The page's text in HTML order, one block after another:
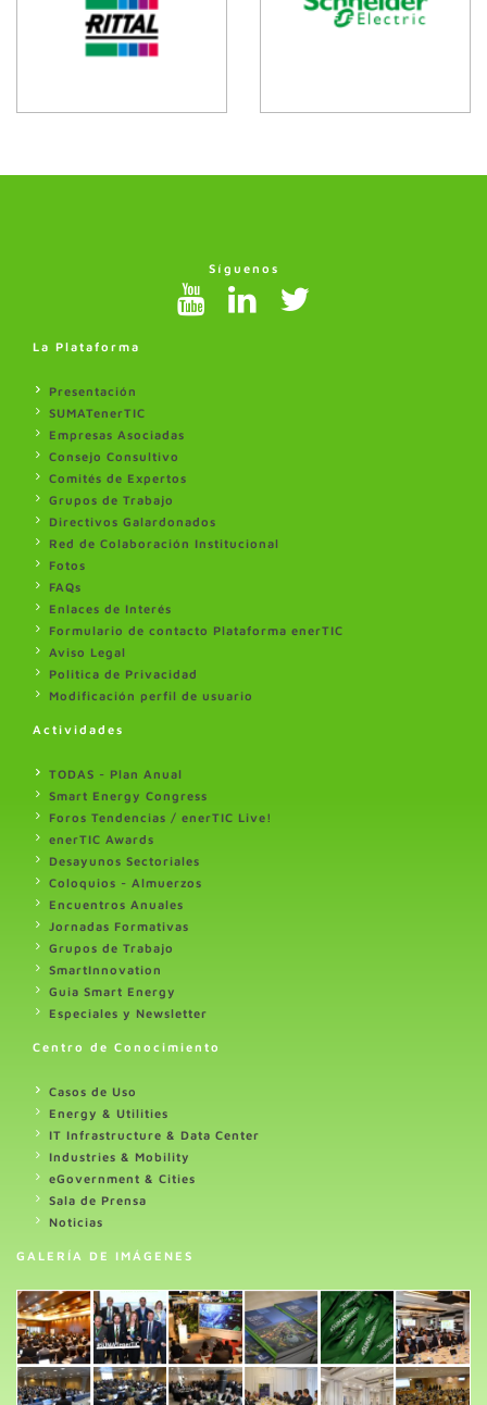
Síguenos
La Plataforma
Presentación
SUMATenerTIC
Empresas Asociadas
Consejo Consultivo
Comités de Expertos
Grupos de Trabajo
Directivos Galardonados
Red de Colaboración Institucional
Fotos
FAQs
Enlaces de Interés
Formulario de contacto Plataforma enerTIC
Aviso Legal
Politica de Privacidad
Modificación perfil de usuario
Actividades
TODAS - Plan Anual
Smart Energy Congress
Foros Tendencias / enerTIC Live!
enerTIC Awards
Desayunos Sectoriales
Coloquios - Almuerzos
Encuentros Anuales
Jornadas Formativas
Grupos de Trabajo
SmartInnovation
Guia Smart Energy
Especiales y Newsletter
Centro de Conocimiento
Casos de Uso
Energy & Utilities
IT Infrastructure & Data Center
Industries & Mobility
eGovernment & Cities
Sala de Prensa
Noticias
GALERÍA DE IMÁGENES